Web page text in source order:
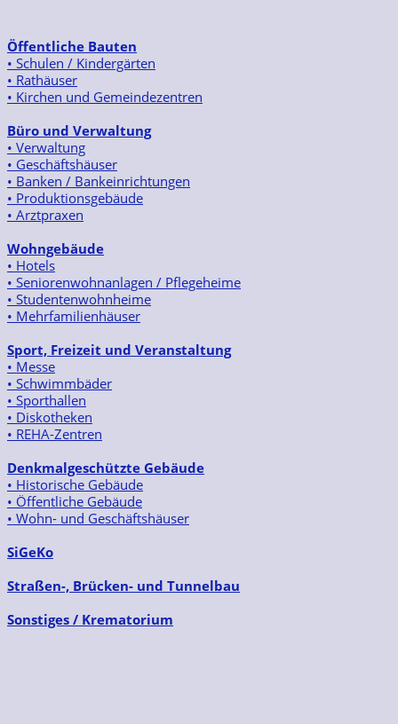
Öffentliche Bauten
• Schulen / Kindergärten
• Rathäuser
• Kirchen und Gemeindezentren
Büro und Verwaltung
• Verwaltung
• Geschäftshäuser
• Banken / Bankeinrichtungen
• Produktionsgebäude
• Arztpraxen
Wohngebäude
• Hotels
• Seniorenwohnanlagen / Pflegeheime
• Studentenwohnheime
• Mehrfamilienhäuser
Sport, Freizeit und Veranstaltung
• Messe
• Schwimmbäder
• Sporthallen
• Diskotheken
• REHA-Zentren
Denkmalgeschützte Gebäude
• Historische Gebäude
• Öffentliche Gebäude
• Wohn- und Geschäftshäuser
SiGeKo
Straßen-, Brücken- und Tunnelbau
Sonstiges / Krematorium